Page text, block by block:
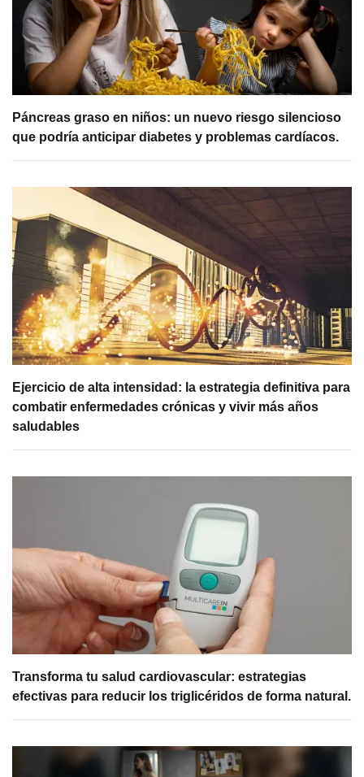
Páncreas graso en niños: un nuevo riesgo silencioso
que podría anticipar diabetes y problemas cardíacos.
Ejercicio de alta intensidad: la estrategia definitiva para
combatir enfermedades crónicas y vivir más años
saludables
Transforma tu salud cardiovascular: estrategias
efectivas para reducir los triglicéridos de forma natural.